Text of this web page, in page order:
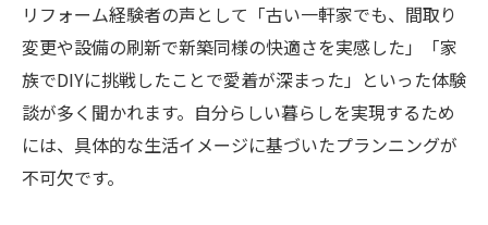
リフォーム経験者の声として「古い一軒家でも、間取り
変更や設備の刷新で新築同様の快適さを実感した」「家
族でDIYに挑戦したことで愛着が深まった」といった体験
談が多く聞かれます。自分らしい暮らしを実現するため
には、具体的な生活イメージに基づいたプランニングが
不可欠です。